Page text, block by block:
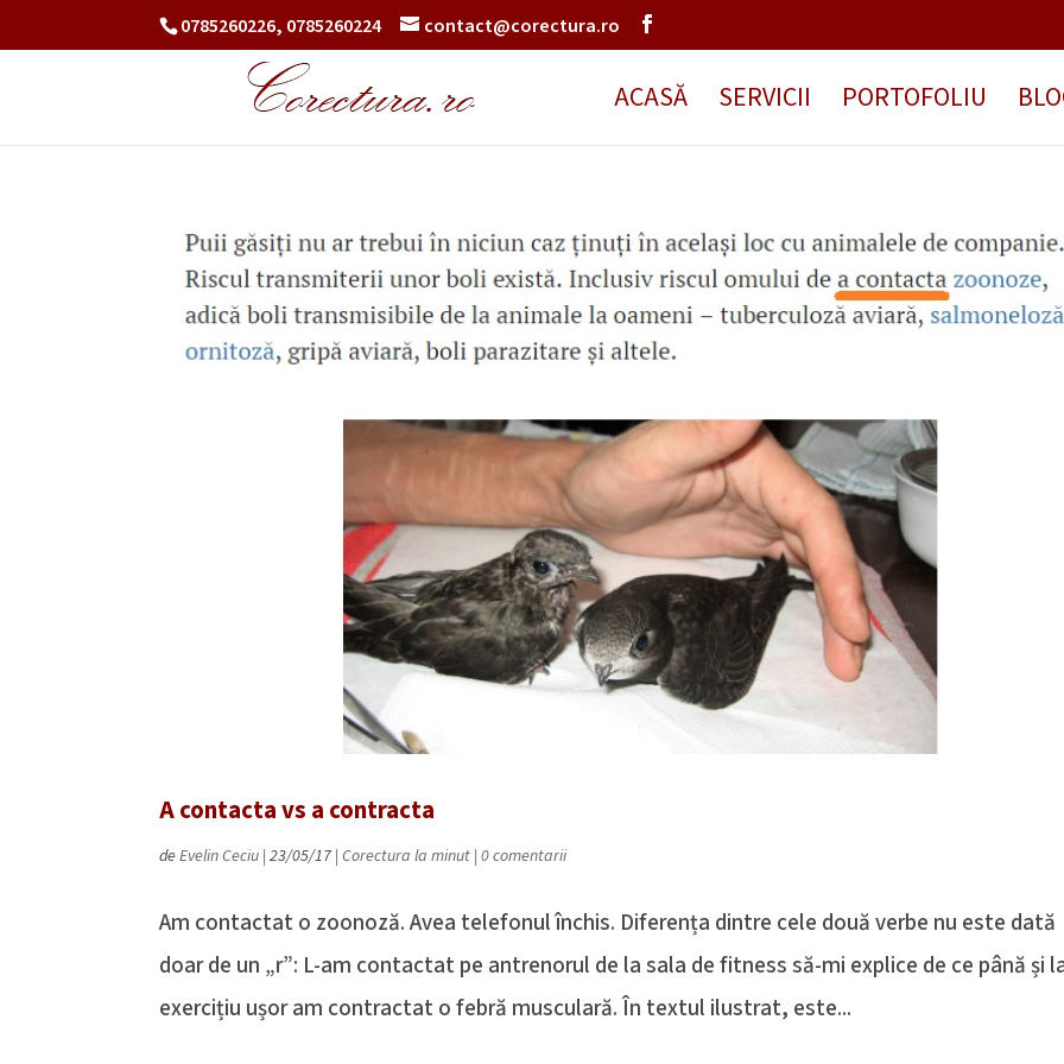
0785260226, 0785260224 contact@corectura.ro
ACASĂ SERVICII PORTOFOLIU
A contacta vs a contracta
deEvelin Ceciu |23/05/17 |Corectura la minut |0 comentarii
Am contactat o zoonoză. Avea telefonul închis. Diferența dintre cele două verbe nu este dată
doar de un „r”: L-am contactat pe antrenorul de la sala de fitness să-mi explice de ce până și
exercițiu ușor am contractat o febră musculară. În textul ilustrat, este...